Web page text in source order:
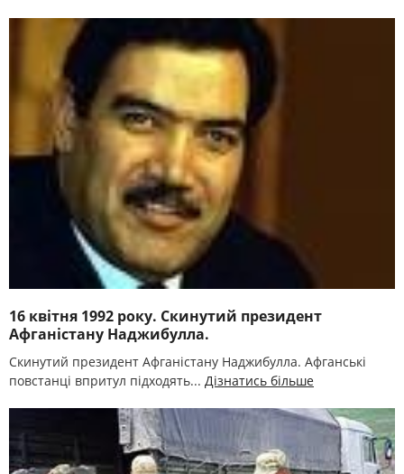
16 квітня 1992 року. Скинутий президент
Афганістану Наджибулла.
Скинутий президент Афганістану Наджибулла. Афганські
повстанці впритул підходять... Дізнатись більше